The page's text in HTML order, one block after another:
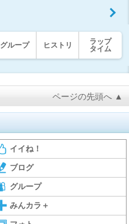
グループ ヒストリ
ラップ
タイム
ページの先頭へ ▲
イイね！
ブログ
グループ
みんカラ＋